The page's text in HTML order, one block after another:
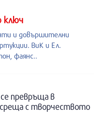
ключ
и довършителни
ВиК и Ел.
фаянс..
превръща в
с творчеството